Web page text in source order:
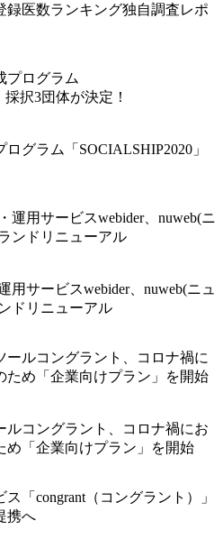
録医数ランキング独⾃調査レポ
グラム「SOCIALSHIP2020」
用サービスwebider、nuweb(ニュ
ドリニューアル
ルコングラント、コロナ禍にお
め「企業向けプラン」を開始